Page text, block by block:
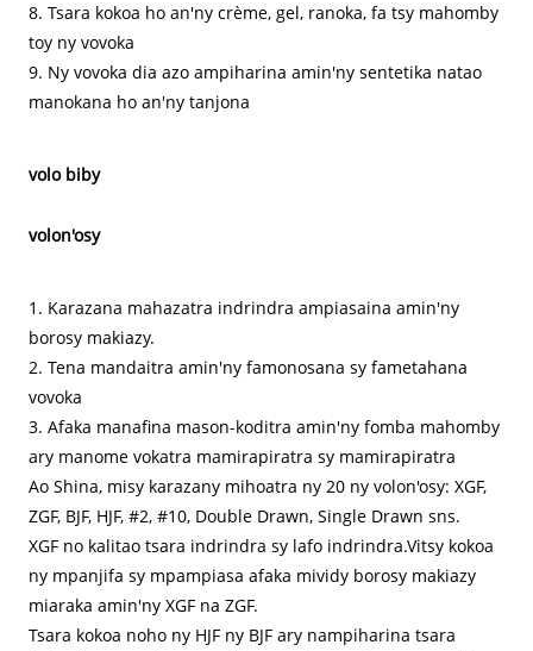
8. Tsara kokoa ho an'ny crème, gel, ranoka, fa tsy mahomby
toy ny vovoka
9. Ny vovoka dia azo ampiharina amin'ny sentetika natao
manokana ho an'ny tanjona
volo biby
volon'osy
1. Karazana mahazatra indrindra ampiasaina amin'ny
borosy makiazy.
2. Tena mandaitra amin'ny famonosana sy fametahana
vovoka
3. Afaka manafina mason-koditra amin'ny fomba mahomby
ary manome vokatra mamirapiratra sy mamirapiratra
Ao Shina, misy karazany mihoatra ny 20 ny volon'osy: XGF,
ZGF, BJF, HJF, #2, #10, Double Drawn, Single Drawn sns.
XGF no kalitao tsara indrindra sy lafo indrindra.Vitsy kokoa
ny mpanjifa sy mpampiasa afaka mividy borosy makiazy
miaraka amin'ny XGF na ZGF.
Tsara kokoa noho ny HJF ny BJF ary nampiharina tsara